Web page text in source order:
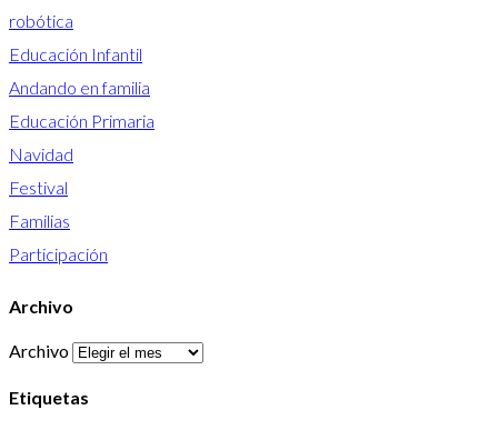
robótica
Educación Infantil
Andando en familia
Educación Primaria
Navidad
Festival
Familias
Participación
Archivo
Archivo
Etiquetas